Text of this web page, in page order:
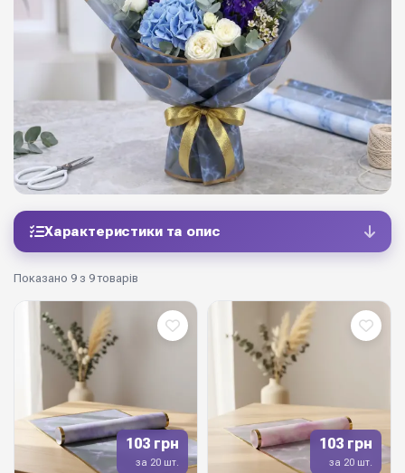
Характеристики та опис
Показано 9 з 9 товарів
103 грн
за 20 шт.
103 грн
за 20 шт.